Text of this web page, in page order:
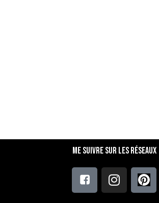
Me suivre sur les réseaux